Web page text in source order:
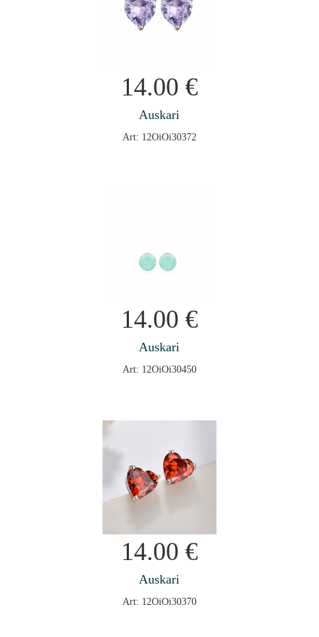
14.00 €
Auskari
Art: 12OiOi30372
14.00 €
Auskari
Art: 12OiOi30450
14.00 €
Auskari
Art: 12OiOi30370